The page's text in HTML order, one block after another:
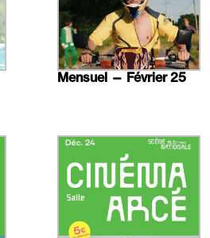
Mensuel — Février 25
En
plus